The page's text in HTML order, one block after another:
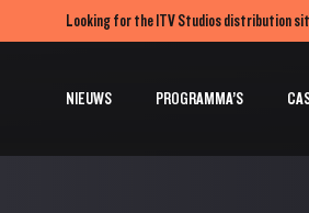
Looking for the ITV Studios distribution
NIEUWS PROGRAMMA’S